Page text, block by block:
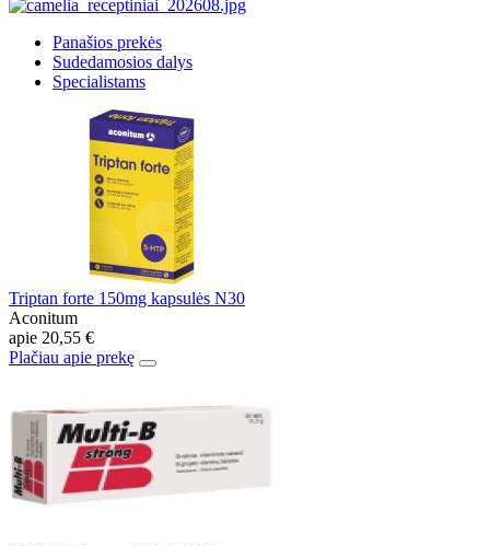
Panašios prekės
Sudedamosios dalys
Specialistams
Triptan forte 150mg kapsulės N30
Aconitum
apie 20,55 €
Plačiau apie prekę